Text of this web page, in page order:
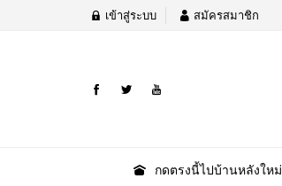
เข้าสู่ระบบ สมัครสมาชิก
กดตรงนี้ไปบ้านหลังใหม่